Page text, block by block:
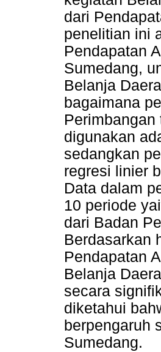
dari
penelitian ini
Pendapatan
Sumedang,
Belanja
bagaimana
digunakan
sedangkan
regresi linier
Data dalam
10 periode
dari Badan
Berdasarkan
Pendapatan
Belanja
secara
diketahui
berpengaruh
Sumedang.